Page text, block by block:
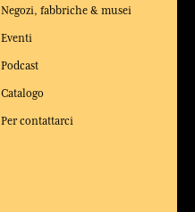
Negozi, fabbriche & musei
Eventi
Podcast
Catalogo
Per contattarci